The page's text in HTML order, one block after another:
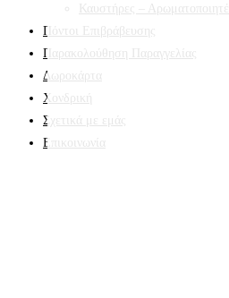
Καυστήρες – Αρωματοποιητές
Πόντοι Επιβράβευσης
Παρακολούθηση Παραγγελίας
Δωροκάρτα
Χονδρική
Σχετικά με εμάς
Επικοινωνία